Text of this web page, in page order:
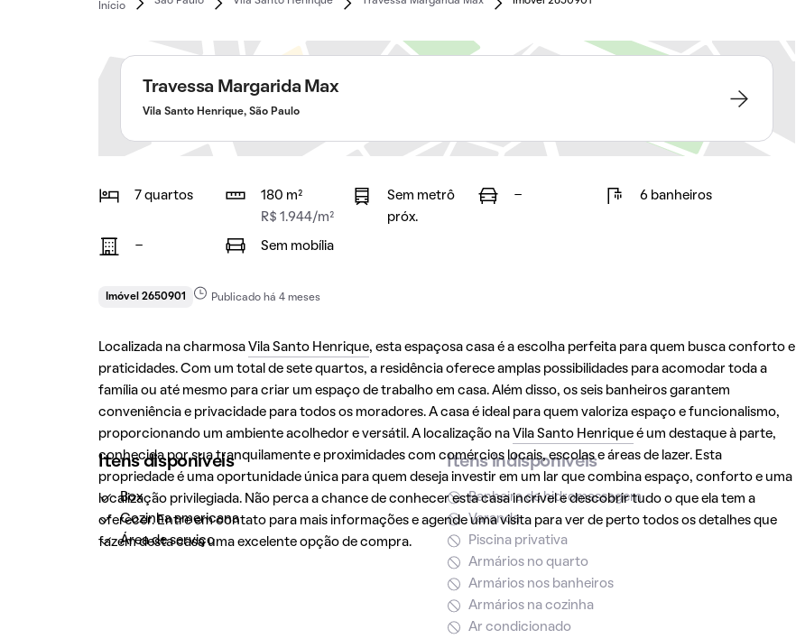
Início
Travessa Margarida Max
Vila Santo Henrique, São Paulo
7 quartos
180 m²
R$ 1.944/m²
Sem metrô
próx.
- 6 banheiros
- Sem mobília
Imóvel 2650901 Publicado há 4 meses
Localizada na charmosa Vila Santo Henrique, esta espaçosa casa é a escolha perfeita para quem busca conforto e
praticidades. Com um total de sete quartos, a residência oferece amplas possibilidades para acomodar toda a
família ou até mesmo para criar um espaço de trabalho em casa. Além disso, os seis banheiros garantem
conveniência e privacidade para todos os moradores. A casa é ideal para quem valoriza espaço e funcionalismo,
proporcionando um ambiente acolhedor e versátil. A localização na Vila Santo Henriqueé um destaque à parte,
conhecida por sua tranquilamente e proximidades com comércios locais, escolas e áreas de lazer. Esta
propriedade é uma oportunidade única para quem deseja investir em um lar que combina espaço, conforto e uma
localização privilegiada. Não perca a chance de conhecer esta casa incrível e descobrir tudo o que ela tem a
oferecer. Entre em contato para mais informações e agende uma visita para ver de perto todos os detalhes que
fazem desta casa uma excelente opção de compra.
Itens disponíveis
Box
Cozinha americana
Área de serviço
Itens indisponíveis
Banheira de hidromassagem
Varanda
Piscina privativa
Armários no quarto
Armários nos banheiros
Armários na cozinha
Ar condicionado